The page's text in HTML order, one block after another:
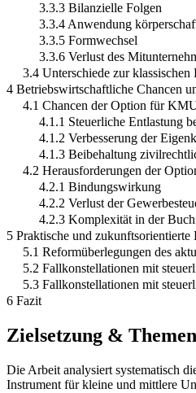
3.3.3 Bilanzielle Folgen
3.3.4 Anwendung
3.3.5 Formwechsel
3.3.6 Verlust des
3.4 Unterschiede zur klassischen
4 Betriebswirtschaftliche Chancen
4.1 Chancen der Option für
4.1.1 Steuerliche Entlastung
4.1.2 Verbesserung der
4.1.3 Beibehaltung
4.2 Herausforderungen der
4.2.1 Bindungswirkung
4.2.2 Verlust der
4.2.3 Komplexität in der
5 Praktische und zukunftsorientierte
5.1 Reformüberlegungen des
5.2 Fallkonstellationen mit
5.3 Fallkonstellationen mit
6 Fazit
Zielsetzung & Themen
Die Arbeit analysiert systematisch
Instrument für kleine und mittlere